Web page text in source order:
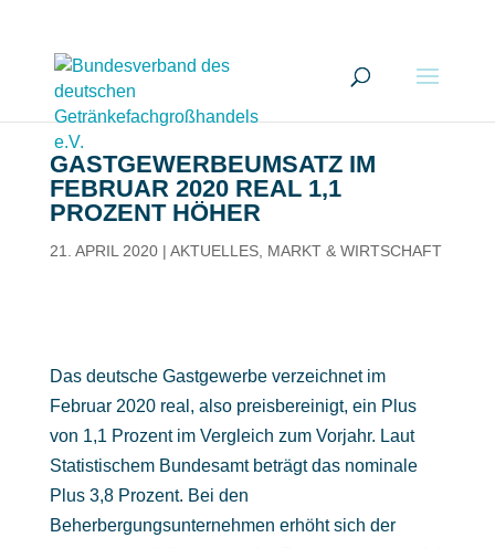
GASTGEWERBE­UMSATZ IM
FEBRUAR 2020 REAL 1,1
PROZENT HÖHER
21. APRIL 2020| AKTUELLES, MARKT & WIRTSCHAFT
Das deutsche Gastgewerbe verzeichnet im
Februar 2020 real, also preisbereinigt, ein Plus
von 1,1 Prozent im Vergleich zum Vorjahr. Laut
Statistischem Bundesamt beträgt das nominale
Plus 3,8 Prozent. Bei den
Beherbergungsunternehmen erhöht sich der